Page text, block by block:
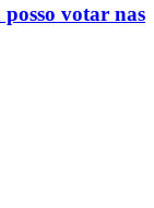
votar nas